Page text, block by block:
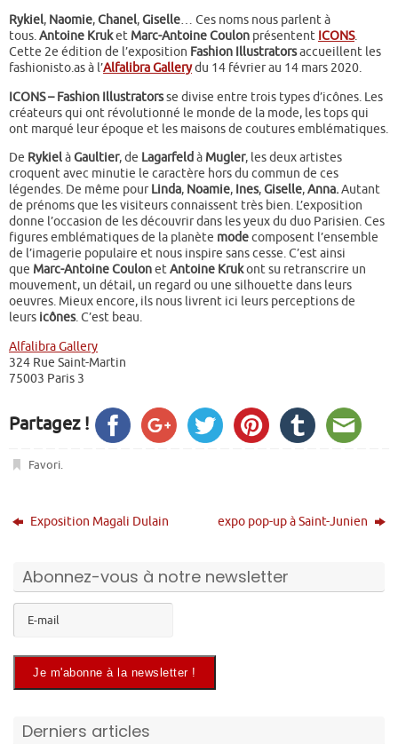
Rykiel, Naomie,Chanel,Giselle… Ces noms nous parlent à
tous.Antoine Kruket Marc-Antoine Coulon présentent ICONS.
Cette 2e édition de l’exposition Fashion Illustratorsaccueillent les
fashionisto.as à l’Alfalibra Gallerydu 14 février au 14 mars 2020.
ICONS – Fashion Illustratorsse divise entre trois types d’icônes. Les
créateurs qui ont révolutionné le monde de la mode, les tops qui
ont marqué leur époque et les maisons de coutures emblématiques.
De RykielàGaultier, de Lagarfeldà Mugler, les deux artistes
croquent avec minutie le caractère hors du commun de ces
légendes. De même pourLinda, Noamie, Ines,Giselle,Anna.Autant
de prénoms que les visiteurs connaissent très bien. L’exposition
donne l’occasion de les découvrir dans les yeux du duo Parisien.Ces
figures emblématiques de la planète modecomposent l’ensemble
de l’imagerie populaire et nous inspire sans cesse. C’est ainsi
que Marc-Antoine CoulonetAntoine Krukont su retranscrire un
mouvement, un détail, un regard ou une silhouette dans leurs
oeuvres. Mieux encore, ils nous livrent ici leurs perceptions de
leurs icônes. C’est beau.
Alfalibra Gallery
324 Rue Saint-Martin
75003 Paris 3
Partagez !
Favori.
Exposition Magali Dulain expo pop-up à Saint-Junien
Abonnez-vous à notre newsletter
Derniers articles